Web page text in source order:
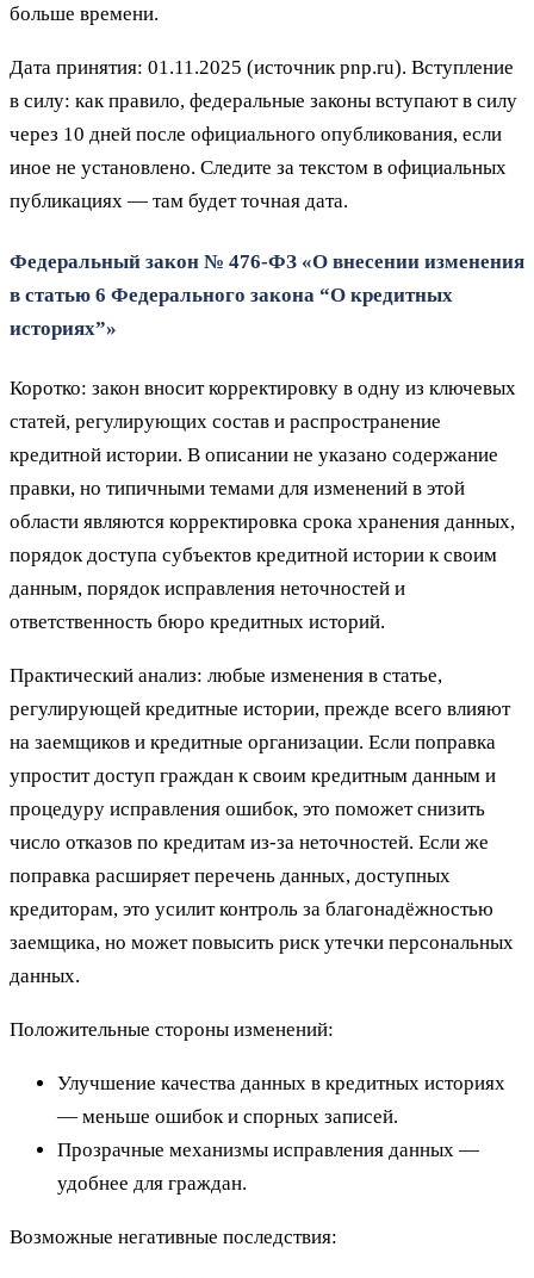
больше времени.
Дата принятия: 01.11.2025 (источник pnp.ru). Вступление
в силу: как правило, федеральные законы вступают в силу
через 10 дней после официального опубликования, если
иное не установлено. Следите за текстом в официальных
публикациях — там будет точная дата.
Федеральный закон № 476‑ФЗ «О внесении изменения
в статью 6 Федерального закона “О кредитных
историях”»
Коротко: закон вносит корректировку в одну из ключевых
статей, регулирующих состав и распространение
кредитной истории. В описании не указано содержание
правки, но типичными темами для изменений в этой
области являются корректировка срока хранения данных,
порядок доступа субъектов кредитной истории к своим
данным, порядок исправления неточностей и
ответственность бюро кредитных историй.
Практический анализ: любые изменения в статье,
регулирующей кредитные истории, прежде всего влияют
на заемщиков и кредитные организации. Если поправка
упростит доступ граждан к своим кредитным данным и
процедуру исправления ошибок, это поможет снизить
число отказов по кредитам из‑за неточностей. Если же
поправка расширяет перечень данных, доступных
кредиторам, это усилит контроль за благонадёжностью
заемщика, но может повысить риск утечки персональных
данных.
Положительные стороны изменений:
Улучшение качества данных в кредитных историях
— меньше ошибок и спорных записей.
Прозрачные механизмы исправления данных —
удобнее для граждан.
Возможные негативные последствия: